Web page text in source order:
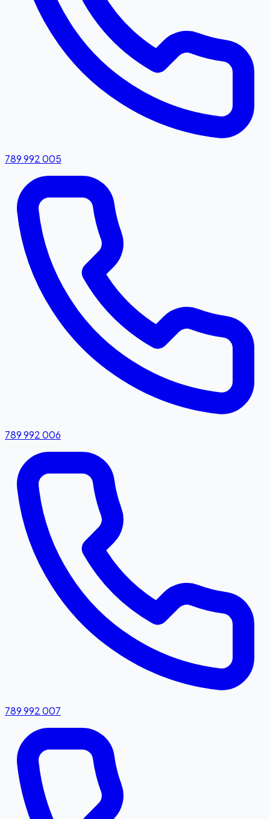
789 992 005
789 992 006
789 992 007